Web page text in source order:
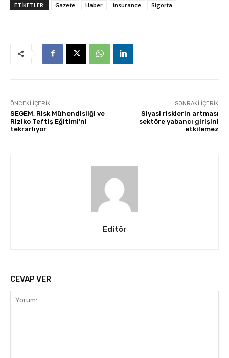
ETİKETLER: Gazete Haber insurance Sigorta
ÖNCEKI İÇERIK
SEGEM, Risk Mühendisliği ve
Riziko Teftiş Eğitimi’ni
tekrarlıyor
SONRAKI İÇERIK
Siyasi risklerin artması
sektöre yabancı girişini
etkilemez
Editör
CEVAP VER